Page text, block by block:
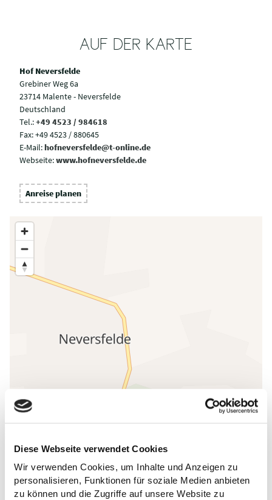
Diese Webseite verwendet Cookies
Wir verwenden Cookies, um Inhalte und Anzeigen zu
personalisieren, Funktionen für soziale Medien anbieten
zu können und die Zugriffe auf unsere Website zu
AUF DER KARTE
Hof Neversfelde
Grebiner Weg 6a
23714 Malente - Neversfelde
Deutschland
Tel.:+49 4523 / 984618
Fax:+49 4523 / 880645
E-Mail:hofneversfelde@t-online.de
Webseite:www.hofneversfelde.de
Anreise planen
ALLGEMEINE INFORMATIONEN